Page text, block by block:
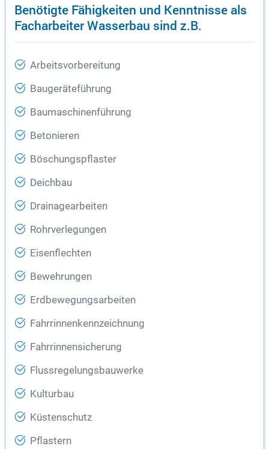
Benötigte Fähigkeiten und Kenntnisse als
Facharbeiter Wasserbau sind z.B.
Arbeitsvorbereitung
Baugeräteführung
Baumaschinenführung
Betonieren
Böschungspflaster
Deichbau
Drainagearbeiten
Rohrverlegungen
Eisenflechten
Bewehrungen
Erdbewegungsarbeiten
Fahrrinnenkennzeichnung
Fahrrinnensicherung
Flussregelungsbauwerke
Kulturbau
Küstenschutz
Pflastern